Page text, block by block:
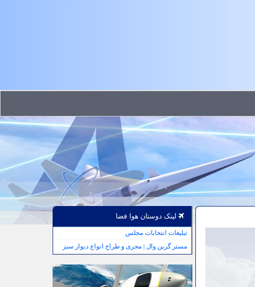
لینک دوستان هوا فضا
تبلیغات انتخابات مجلس
مستر گرین وال | مجری و طراح انواع دیوار سبز